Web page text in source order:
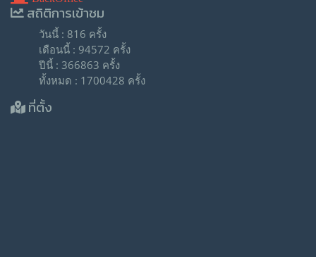
สถิติการเข้าชม
วันนี้ : 816 ครั้ง
เดือนนี้ : 94572 ครั้ง
ปีนี้ : 366863 ครั้ง
ทั้งหมด : 1700428 ครั้ง
ที่ตั้ง